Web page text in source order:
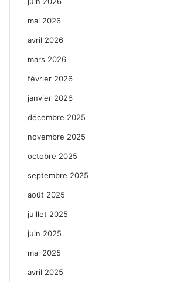
mai 2026
avril 2026
mars 2026
février 2026
janvier 2026
décembre 2025
novembre 2025
octobre 2025
septembre 2025
août 2025
juillet 2025
juin 2025
mai 2025
avril 2025